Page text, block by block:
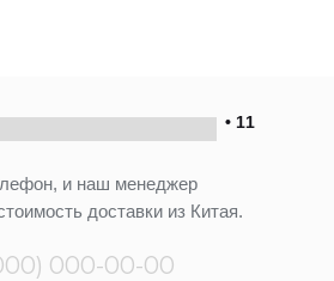
• 11
и наш менеджер
доставки из Китая.